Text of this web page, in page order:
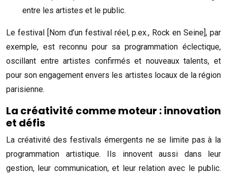
entre les artistes et le public.
Le festival [Nom d’un festival réel, p.ex., Rock en Seine], par
exemple, est reconnu pour sa programmation éclectique,
oscillant entre artistes confirmés et nouveaux talents, et
pour son engagement envers les artistes locaux de la région
parisienne.
La créativité comme moteur : innovation
et défis
La créativité des festivals émergents ne se limite pas à la
programmation artistique. Ils innovent aussi dans leur
gestion, leur communication, et leur relation avec le public.